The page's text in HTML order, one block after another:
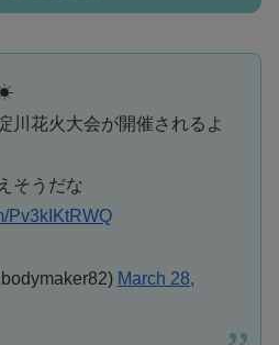
川花火大会が開催されるよ
そうだな
Pv3kIKtRWQ
March 28,